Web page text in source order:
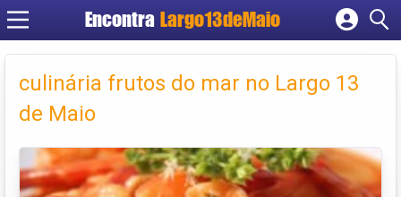
Encontra Largo13deMaio
Cadastrar empresa
Criar conta
culinária frutos do mar no Largo 13
de Maio